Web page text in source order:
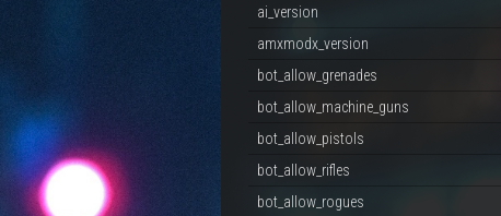
ai_version
amxmodx_version
bot_allow_grenades
bot_allow_machine_guns
bot_allow_pistols
bot_allow_rifles
bot_allow_rogues